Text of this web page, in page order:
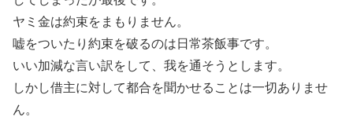
ヤミ金は約束をまもりません。
嘘をついたり約束を破るのは日常茶飯事です。
いい加減な言い訳をして、我を通そうとします。
しかし借主に対して都合を聞かせることは一切ありませ
ん。